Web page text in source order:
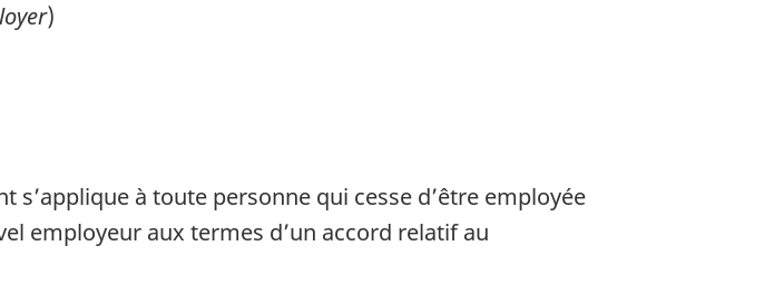
)
à toute personne qui cesse d’être employée
employeur aux termes d’un accord relatif au